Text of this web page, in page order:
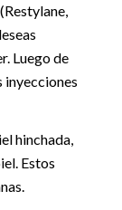
Luego de
inyecciones
hinchada,
Estos